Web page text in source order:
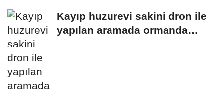
Kayıp huzurevi sakini dron ile
yapılan aramada ormanda